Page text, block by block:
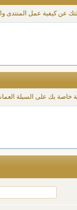
عن كيفية عمل
بك على السبلة العمانية